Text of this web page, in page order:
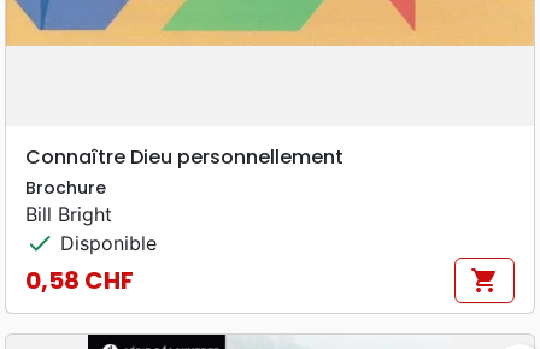
Connaître Dieu personnellement
Brochure
Bill Bright
check Disponible
Prix
0,58 CHF shopping_cart